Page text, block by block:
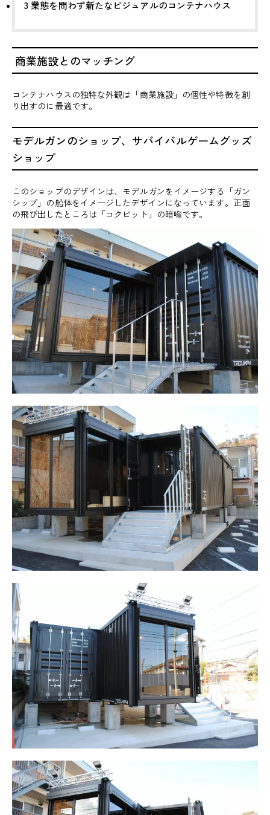
3 業態を問わず新たなビジュアルのコンテナハウス
商業施設とのマッチング
コンテナハウスの独特な外観は「商業施設」の個性や特徴を創
り出すのに最適です。
モデルガンのショップ、サバイバルゲームグッズ
ショップ
このショップのデザインは、モデルガンをイメージする「ガン
シップ」の船体をイメージしたデザインになっています。正面
の飛び出したところは「コクピット」の暗喩です。